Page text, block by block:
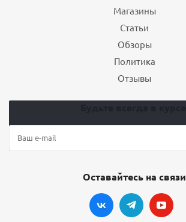
Магазины
Статьи
Обзоры
Политика
Отзывы
Оставайтесь на связи